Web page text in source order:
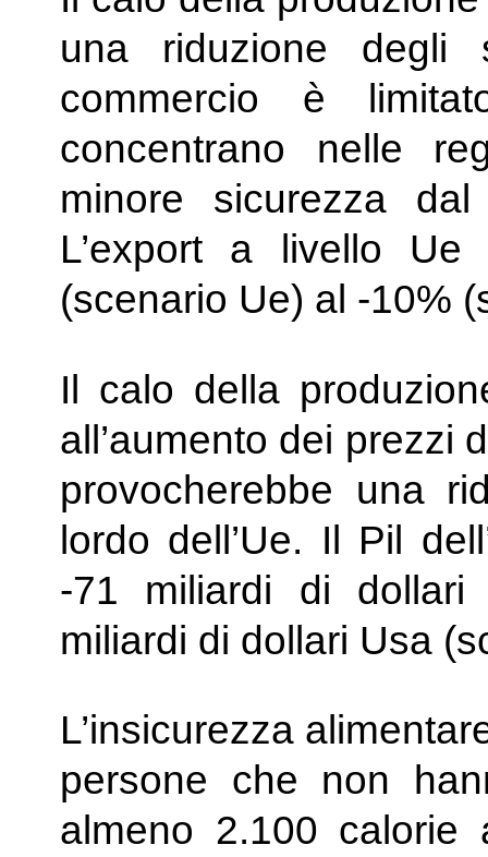
una riduzione degli
commercio è
concentrano nelle
minore sicurezza
L’export a livello
(scenario Ue) al -10%
Il calo della
all’aumento dei prezzi
provocherebbe una
lordo dell’Ue. Il Pil
-71 miliardi di
miliardi di dollari Usa
L’insicurezza
persone che non
almeno 2.100 calorie